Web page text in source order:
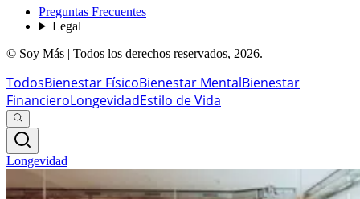
Preguntas Frecuentes
Legal
© Soy Más | Todos los derechos reservados, 2026.
TodosBienestar FísicoBienestar MentalBienestar
FinancieroLongevidadEstilo de Vida
Longevidad